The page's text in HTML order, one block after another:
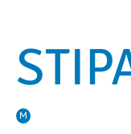
M